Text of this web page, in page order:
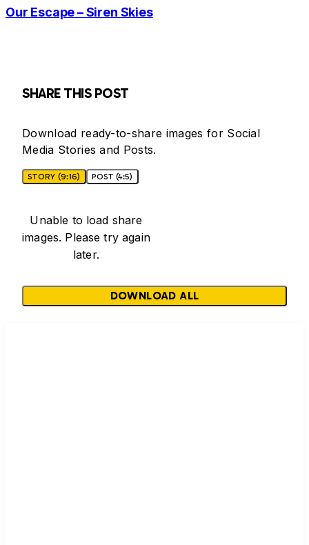
Our Escape – Siren Skies
SHARE THIS POST
Download ready-to-share images for Social
Media Stories and Posts.
STORY (9:16) POST (4:5)
Unable to load share
images. Please try again
later.
DOWNLOAD ALL